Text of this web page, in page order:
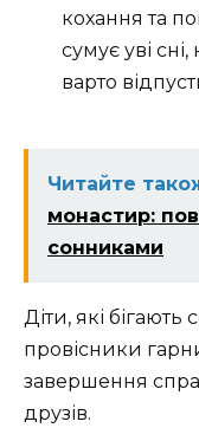
кохання та
сумує уві
варто
Читайте
монастир:
сонниками
Діти, які
провісники
завершення
друзів.